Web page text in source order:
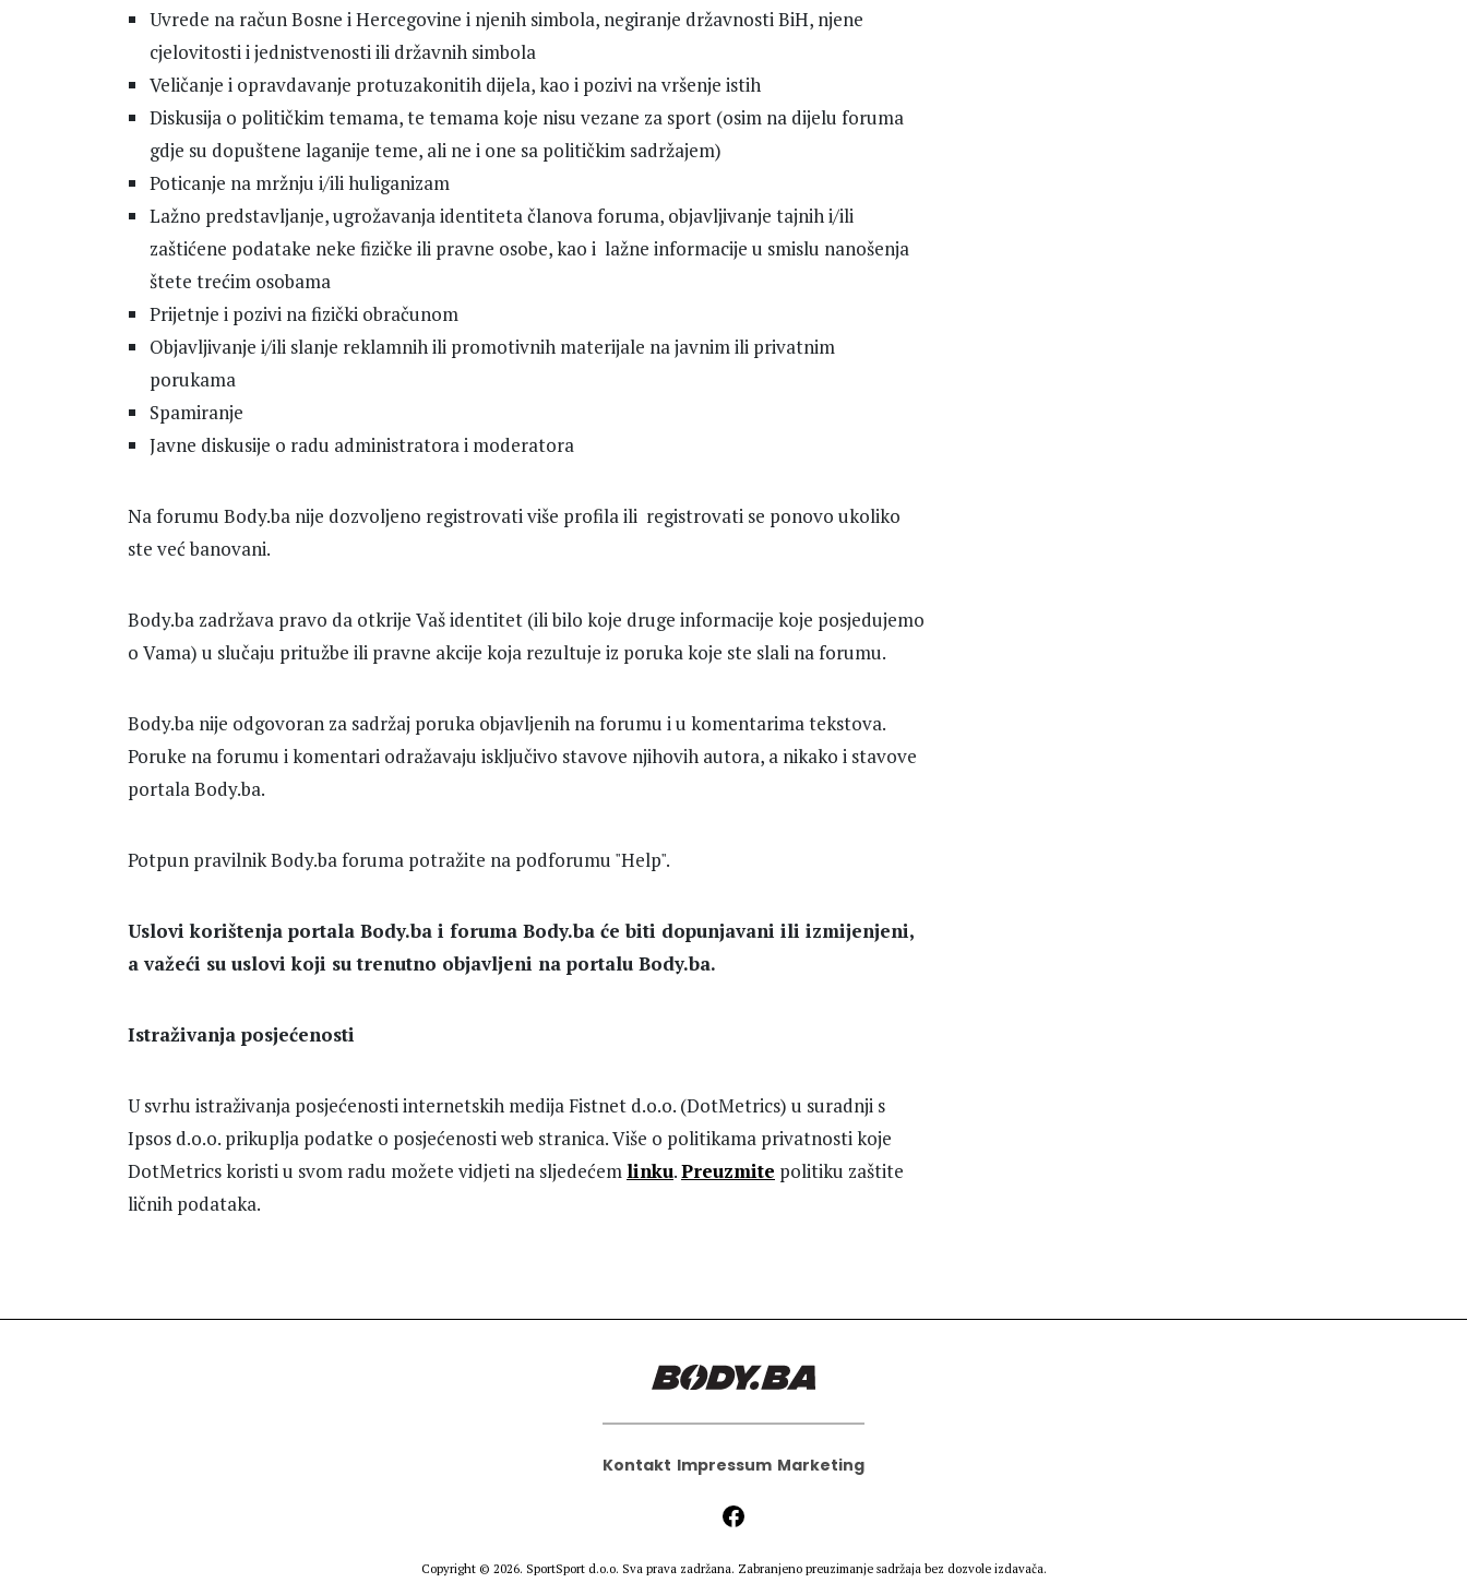
Uvrede na račun Bosne i Hercegovine i njenih simbola, negiranje državnosti BiH, njene
cjelovitosti i jednistvenosti ili državnih simbola
Veličanje i opravdavanje protuzakonitih dijela, kao i pozivi na vršenje istih
Diskusija o političkim temama, te temama koje nisu vezane za sport (osim na dijelu foruma
gdje su dopuštene laganije teme, ali ne i one sa političkim sadržajem)
Poticanje na mržnju i/ili huliganizam
Lažno predstavljanje, ugrožavanja identiteta članova foruma, objavljivanje tajnih i/ili
zaštićene podatake neke fizičke ili pravne osobe, kao i lažne informacije u smislu nanošenja
štete trećim osobama
Prijetnje i pozivi na fizički obračunom
Objavljivanje i/ili slanje reklamnih ili promotivnih materijale na javnim ili privatnim
porukama
Spamiranje
Javne diskusije o radu administratora i moderatora
Na forumu Body.ba nije dozvoljeno registrovati više profila ili registrovati se ponovo ukoliko
ste već banovani.
Body.ba zadržava pravo da otkrije Vaš identitet (ili bilo koje druge informacije koje posjedujemo
o Vama) u slučaju pritužbe ili pravne akcije koja rezultuje iz poruka koje ste slali na forumu.
Body.ba nije odgovoran za sadržaj poruka objavljenih na forumu i u komentarima tekstova.
Poruke na forumu i komentari odražavaju isključivo stavove njihovih autora, a nikako i stavove
portala Body.ba.
Potpun pravilnik Body.ba foruma potražite na podforumu "Help".
Uslovi korištenja portala Body.ba i foruma Body.ba će biti dopunjavani ili izmijenjeni,
a važeći su uslovi koji su trenutno objavljeni na portalu Body.ba.
Istraživanja posjećenosti
U svrhu istraživanja posjećenosti internetskih medija Fistnet d.o.o. (DotMetrics) u suradnji s
Ipsos d.o.o. prikuplja podatke o posjećenosti web stranica. Više o politikama privatnosti koje
DotMetrics koristi u svom radu možete vidjeti na sljedećemlinku.Preuzmite politiku zaštite
ličnih podataka.
Kontakt Impressum Marketing
Copyright © 2026. SportSport d.o.o. Sva prava zadržana. Zabranjeno preuzimanje sadržaja bez dozvole izdavača.